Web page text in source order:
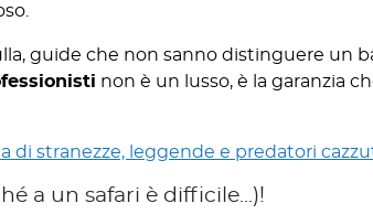
guide che non sanno distinguere un
non è un lusso, è la garanzia
di stranezze, leggende e predatori
a un safari è difficile...)!